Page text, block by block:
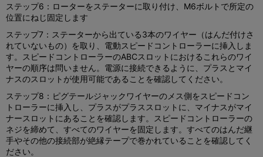
ステップ6：ローターをステーターに取り付け、M6ボルトで所定の
位置にねじ固定します
ステップ7：ステーターから出ている3本のワイヤー（はんだ付けさ
れていないもの）を取り、電動スピードコントローラーに挿入しま
す。スピードコントローラーのABCスロットにおけるこれらのワイ
ヤーの順序は問いません。電源に接続できるように、プラスとマイ
ナスのスロットが使用可能であることを確認してください。
ステップ8：ピグテールジャックワイヤーのメス側をスピードコン
トローラーに挿入し、プラスがプラススロットに、マイナスがマイ
ナースロットにあることを確認します。スピードコントローラーの
ネジを締めて、すべてのワイヤーを固定します。すべてのはんだ継
手やその他の接続部が絶縁テープで巻かれていることを確認してく
ださい。